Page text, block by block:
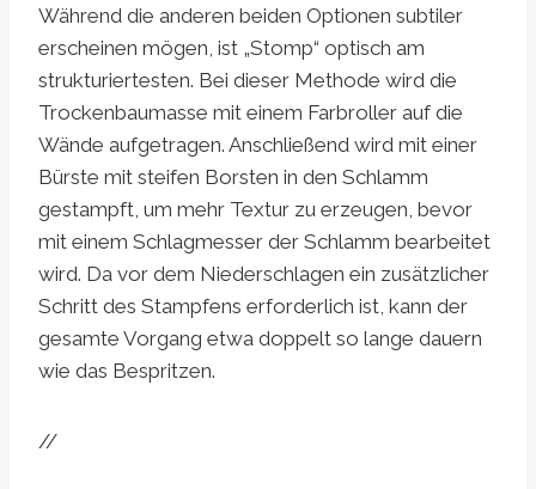
Während die anderen beiden Optionen subtiler
erscheinen mögen, ist „Stomp“ optisch am
strukturiertesten. Bei dieser Methode wird die
Trockenbaumasse mit einem Farbroller auf die
Wände aufgetragen. Anschließend wird mit einer
Bürste mit steifen Borsten in den Schlamm
gestampft, um mehr Textur zu erzeugen, bevor
mit einem Schlagmesser der Schlamm bearbeitet
wird. Da vor dem Niederschlagen ein zusätzlicher
Schritt des Stampfens erforderlich ist, kann der
gesamte Vorgang etwa doppelt so lange dauern
wie das Bespritzen.
//